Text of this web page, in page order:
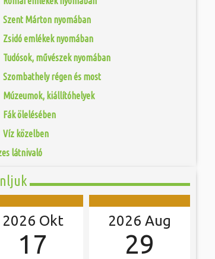
Szent Márton nyomában
Zsidó emlékek nyomában
Tudósok, művészek nyomában
Szombathely régen és most
Múzeumok, kiállítóhelyek
Fák ölelésében
Víz közelben
látnivaló
2026 Okt
17
2026 Aug
29